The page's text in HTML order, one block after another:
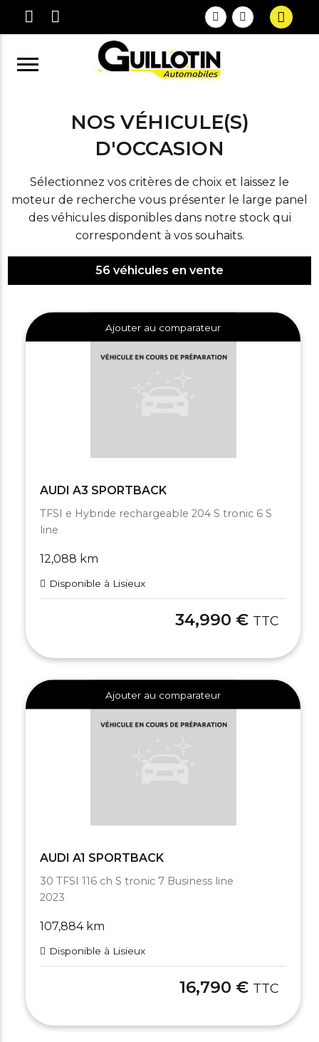
NOS VÉHICULE(S)
D'OCCASION
Sélectionnez vos critères de choix et laissez le
moteur de recherche vous présenter le large panel
des véhicules disponibles dans notre stock qui
correspondent à vos souhaits.
56 véhicules en vente
Ajouter au comparateur
AUDI A3 SPORTBACK
TFSI e Hybride rechargeable 204 S tronic 6 S
line
12,088 km
Disponible à Lisieux
34,990 € TTC
Ajouter au comparateur
AUDI A1 SPORTBACK
30 TFSI 116 ch S tronic 7 Business line
2023
107,884 km
Disponible à Lisieux
16,790 € TTC